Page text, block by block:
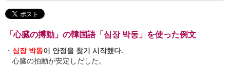
「心臓の搏動」の韓国語「심장 박동」を使った例文
・ 심장 박동이 안정을 찾기 시작했다.
心臓の拍動が安定しだした。